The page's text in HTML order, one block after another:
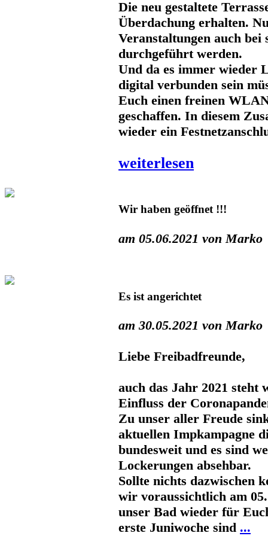
Die neu gestaltete
Überdachung erhalten.
Veranstaltungen auch bei
durchgeführt werden.
Und da es immer wieder
digital verbunden sein
Euch einen freinen
geschaffen. In diesem
wieder ein
weiterlesen
Wir haben geöffnet !!!
am 05.06.2021 von Marko
Es ist angerichtet
am 30.05.2021 von Marko
Liebe Freibadfreunde,
auch das Jahr 2021 steht
Einfluss der
Zu unser aller Freude
aktuellen Impkampagne
bundesweit und es sind
Lockerungen absehbar.
Sollte nichts dazwischen
wir voraussichtlich am
unser Bad wieder für
erste Juniwoche sind ...